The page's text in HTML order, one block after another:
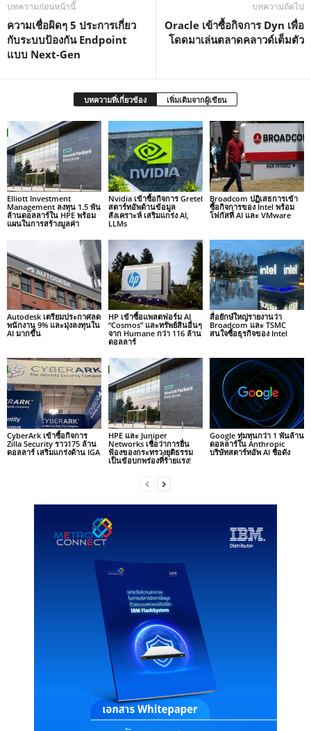
บทความก่อนหน้านี้
ความเชื่อผิดๆ 5 ประการเกี่ยว
กับระบบป้องกัน Endpoint
แบบ Next-Gen
บทความถัดไป
Oracle เข้าซื้อกิจการ Dyn เพื่อ
โดดมาเล่นตลาดคลาวด์เต็มตัว
บทความที่เกี่ยวข้อง เพิ่มเติมจากผู้เขียน
Elliott Investment
Management ลงทุน 1.5 พัน
ล้านดอลลาร์ใน HPE พร้อม
แผนในการสร้างมูลค่า
Nvidia เข้าซื้อกิจการ Gretel
สตาร์ทอัพด้านข้อมูล
สังเคราะห์ เสริมแกร่ง AI,
LLMs
Broadcom ปฏิเสธการเข้า
ซื้อกิจการของ Intel พร้อม
โฟกัสที่ AI และ VMware
Autodesk เตรียมประกาศลด
พนักงาน 9% และมุ่งลงทุนใน
AI มากขึ้น
HP เข้าซื้อแพลตฟอร์ม AI
“Cosmos” และทรัพย์สินอื่นๆ
จาก Humane กว่า 116 ล้าน
ดอลลาร์
สื่อยักษ์ใหญ่รายงานว่า
Broadcom และ TSMC
สนใจซื้อธุรกิจของ Intel
CyberArk เข้าซื้อกิจการ
Zilla Security ราว175 ล้าน
ดอลลาร์ เสริมแกร่งด้าน IGA
HPE และ Juniper
Networks เชื่อว่าการยื่น
ฟ้องของกระทรวงยุติธรรม
เป็นข้อบกพร่องที่ร้ายแรง!
Google ทุ่มทุนกว่า 1 พันล้าน
ดอลลาร์ใน Anthropic
บริษัทสตาร์ทอัพ AI ชื่อดัง